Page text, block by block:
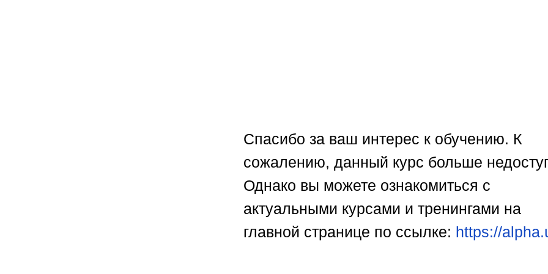
Спасибо за ваш интерес к обучению. К
сожалению, данный курс больше
Однако вы можете ознакомиться с
актуальными курсами и тренингами на
главной странице по ссылке: https://